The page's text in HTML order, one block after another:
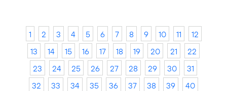
1 2 3 4 5 6 7 8 9 10 11
12
13
14 15 16 17 18 19 20 21
22
23
24 25 26 27 28 29 30
31
32
33 34 35 36 37 38 39
40